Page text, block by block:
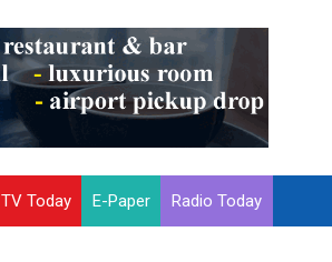
TV Today E-Paper Radio Today